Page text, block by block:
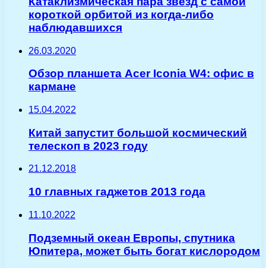
короткой орбитой из когда-либо
наблюдавшихся
26.03.2020
Обзор планшета Acer Iconia W4: офис в
кармане
15.04.2022
Китай запустит большой космический
телескоп в 2023 году
21.12.2018
10 главных гаджетов 2013 года
11.10.2022
Подземный океан Европы, спутника
Юпитера, может быть богат кислородом